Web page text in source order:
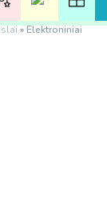
»Elektroniniai